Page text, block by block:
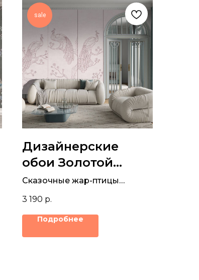
sale
Дизайнерские
обои Золотой
воробей
Сказочные жар-птицы
постельных оттенках
3 190 р.
Подробнее